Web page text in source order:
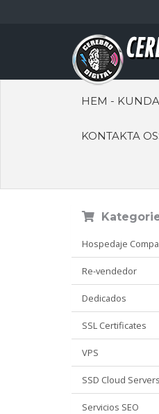
HEM -
KONTAKTA
Hospedaje
Re-vendedor
Dedicados
SSL Certificates
VPS
SSD Cloud Servers
Servicios SEO